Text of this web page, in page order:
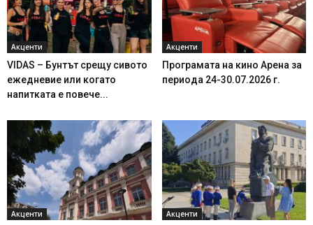
Акценти
VIDAS – Бунтът срещу сивото
ежедневие или когато
напитката е повече...
Акценти
Програмата на кино Арена за
периода 24-30.07.2026 г.
Акценти Акценти